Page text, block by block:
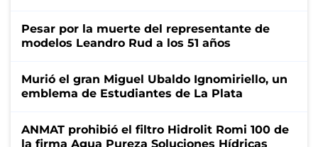
Pesar por la muerte del representante de
modelos Leandro Rud a los 51 años
Murió el gran Miguel Ubaldo Ignomiriello, un
emblema de Estudiantes de La Plata
ANMAT prohibió el filtro Hidrolit Romi 100 de
la firma Agua Pureza Soluciones Hídricas